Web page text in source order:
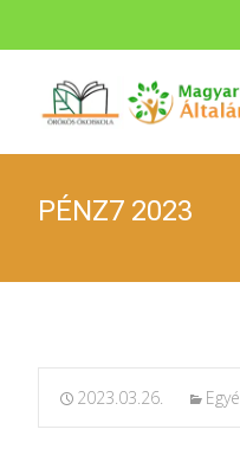
PÉNZ7 2023
2023.03.26.